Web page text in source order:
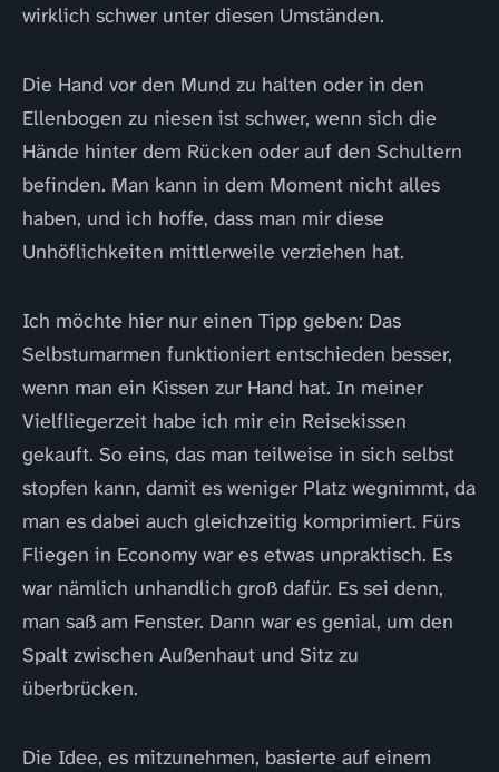
wirklich schwer unter diesen Umständen.
Die Hand vor den Mund zu halten oder in den
Ellenbogen zu niesen ist schwer, wenn sich die
Hände hinter dem Rücken oder auf den Schultern
befinden. Man kann in dem Moment nicht alles
haben, und ich hoffe, dass man mir diese
Unhöflichkeiten mittlerweile verziehen hat.
Ich möchte hier nur einen Tipp geben: Das
Selbstumarmen funktioniert entschieden besser,
wenn man ein Kissen zur Hand hat. In meiner
Vielfliegerzeit habe ich mir ein Reisekissen
gekauft. So eins, das man teilweise in sich selbst
stopfen kann, damit es weniger Platz wegnimmt, da
man es dabei auch gleichzeitig komprimiert. Fürs
Fliegen in Economy war es etwas unpraktisch. Es
war nämlich unhandlich groß dafür. Es sei denn,
man saß am Fenster. Dann war es genial, um den
Spalt zwischen Außenhaut und Sitz zu
überbrücken.
Die Idee, es mitzunehmen, basierte auf einem